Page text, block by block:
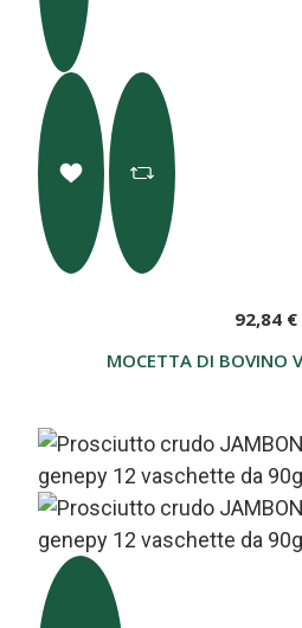
MOCETTA DI BOVINO
92,84 €